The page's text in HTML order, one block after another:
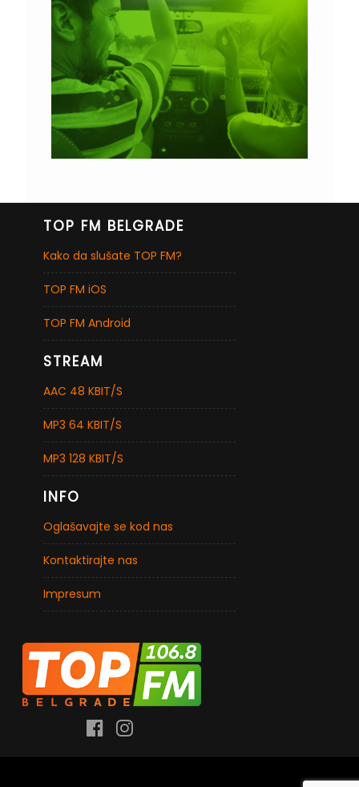
TOP FM BELGRADE
Kako da slušate TOP FM?
TOP FM iOS
TOP FM Android
STREAM
AAC 48 KBIT/S
MP3 64 KBIT/S
MP3 128 KBIT/S
INFO
Oglašavajte se kod nas
Kontaktirajte nas
Impresum